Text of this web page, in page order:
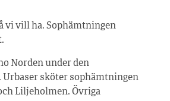
vi vill ha. Sophämtningen
Norden under den
sköter sophämtningen
Liljeholmen. Övriga